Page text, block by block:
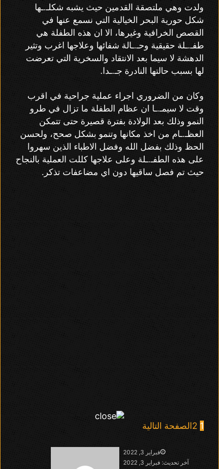
ولدت وهي ملتصقة القدمين حيث يشبه شكلـ.ـها
شكل حورية البحر الخيالية التي نسمع عنها في
القصص الخرافية وغيرها، الا ان هذه الطفلة هي
طفـ.ـلة حقيقية وحـ.ـالة شفائها وعلاجها اغرب وتثير
الدهشة لا سيما بعد الانتقاد والسخرية التي تعرضت
لها بسبب حالتها النادرة جـ.ـدا.
وكان من الضروري اجراء عملية جراحية في اقرب
وقت لا سيمـ.ـا ان عظام الطفلة ما تزال في طرو
النمو وذلك بعد الولادة بفترة قصيرة حتى تتمكن
العظـ.ـام من اخذ مكانها وتنمو بشكل صحح، ولحسن
الحظ وذلك بفضل الله وفضل الاطباء الذين سهروا
على هذه الطفـ.ـلة وعلى علاجها كللت العملية بالنجاح
حيث تم فصل ساقيها دون اي مضاعفات تذكر.
1
2الصفحة التالية
فبراير 3, 2022
آخر تحديث: فبراير 3, 2022